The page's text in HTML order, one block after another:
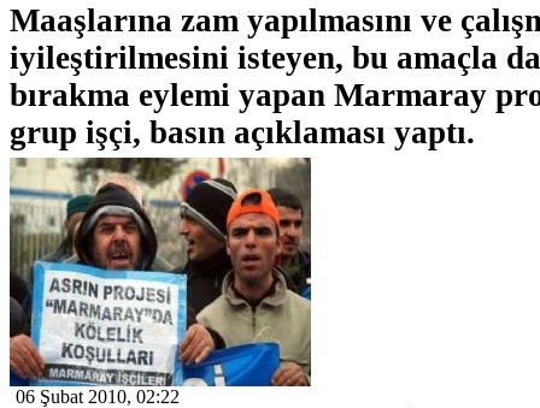
Maaşlarına zam yapılmasını ve
iyileştirilmesini isteyen, bu amaçla
bırakma eylemi yapan Marmaray
grup işçi, basın açıklaması yaptı.
06 Şubat 2010, 02:22